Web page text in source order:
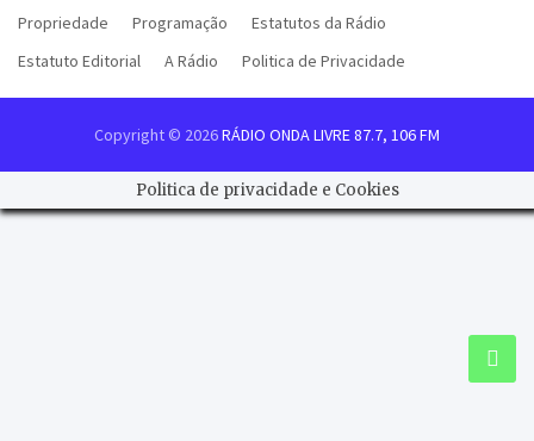
Propriedade Programação
Estatutos da Rádio
Estatuto Editorial
A Rádio Politica de Privacidade
Copyright © 2026RÁDIO ONDA LIVRE 87.7, 106 FM
Politica de privacidade e Cookies